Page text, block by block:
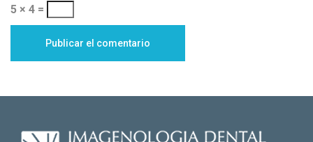
5 × 4 =